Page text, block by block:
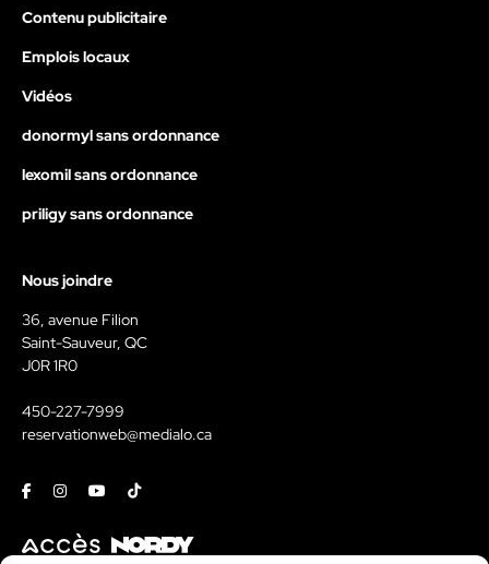
Contenu publicitaire
Emplois locaux
Vidéos
donormyl sans ordonnance
lexomil sans ordonnance
priligy sans ordonnance
Nous joindre
36, avenue Filion
Saint-Sauveur, QC
J0R 1R0
450-227-7999
reservationweb@medialo.ca
FacebookInstagramYoutubeTiktok